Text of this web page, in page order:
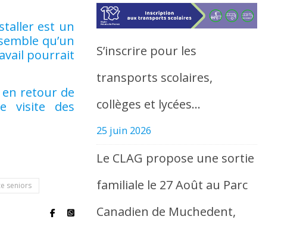
est un
qu’un
pourrait
retour de
visite des
seniors
S’inscrire pour les
transports scolaires,
collèges et lycées…
25 juin 2026
Le CLAG propose une sortie
familiale le 27 Août au Parc
Canadien de Muchedent,